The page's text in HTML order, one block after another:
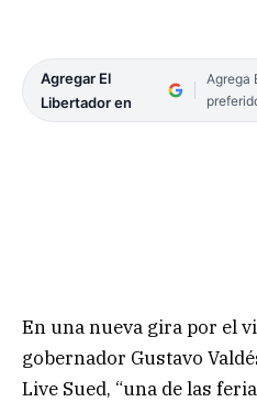
Agregar El
Libertador en
Agrega
En una nueva gira por el
gobernador Gustavo
Live Sued, “una de las